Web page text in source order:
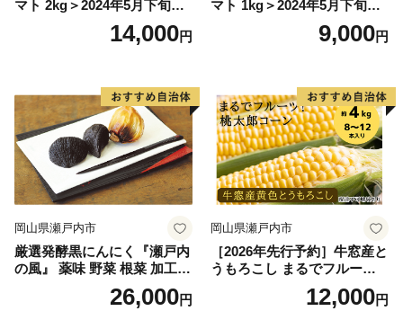
マト 2kg＞2024年5月下旬迄
に順次出荷 野菜ソムリエサ
ミット アルル・リリカ共に
県 高鍋町産 産地直送 有機肥
料使用 高糖度 西森農園
14,000円
マト 1kg＞2024年5月下旬迄
に順次出荷 野菜ソムリエサ
ミット アルル・リリカ共に
県 高鍋町産 産地直送 有機肥
料使用 高糖度 西森農園
9,000円
岡山県瀬戸内市
厳選発酵黒にんにく『瀬戸内
の風』 薬味 野菜 根菜 加工食
26,000円
岡山県瀬戸内市
［2026年先行予約］牛窓産と
うもろこし まるでフルー
ツ！最高糖度25度超え 生で
甘い、茹でて美味い！ 黄色
12,000円